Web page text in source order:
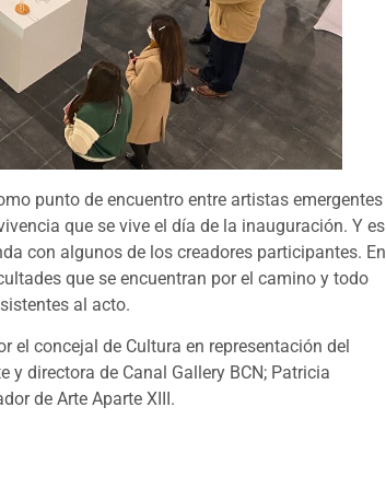
punto de encuentro entre artistas emergentes
que se vive el día de la inauguración. Y es
con algunos de los creadores participantes. En
que se encuentran por el camino y todo
al acto.
el concejal de Cultura en representación del
directora de Canal Gallery BCN; Patricia
de Arte Aparte XIII.